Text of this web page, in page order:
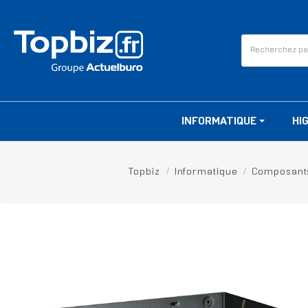
INFORMATIQUE
Topbiz Informatique